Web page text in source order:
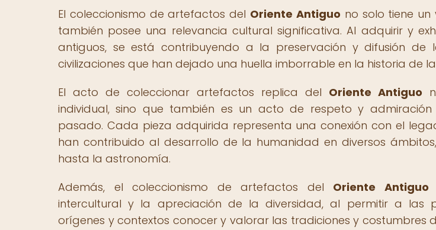
El coleccionismo de artefactos del Oriente Antiguo no solo tiene un
también posee una relevancia cultural significativa. Al adquirir y
antiguos, se está contribuyendo a la preservación y difusión de
civilizaciones que han dejado una huella imborrable en la historia de
El acto de coleccionar artefactos replica del Oriente Antiguo
individual, sino que también es un acto de respeto y
pasado. Cada pieza adquirida representa una conexión con el
han contribuido al desarrollo de la humanidad en diversos
hasta la astronomía.
Además, el coleccionismo de artefactos del Oriente Antiguo
intercultural y la apreciación de la diversidad, al permitir a las
orígenes y contextos conocer y valorar las tradiciones y costumbres